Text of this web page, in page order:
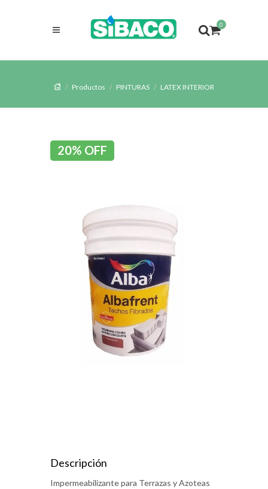
0
Productos PINTURAS LATEX INTERIOR
20% OFF
Descripción
Impermeabilizante para Terrazas y Azoteas